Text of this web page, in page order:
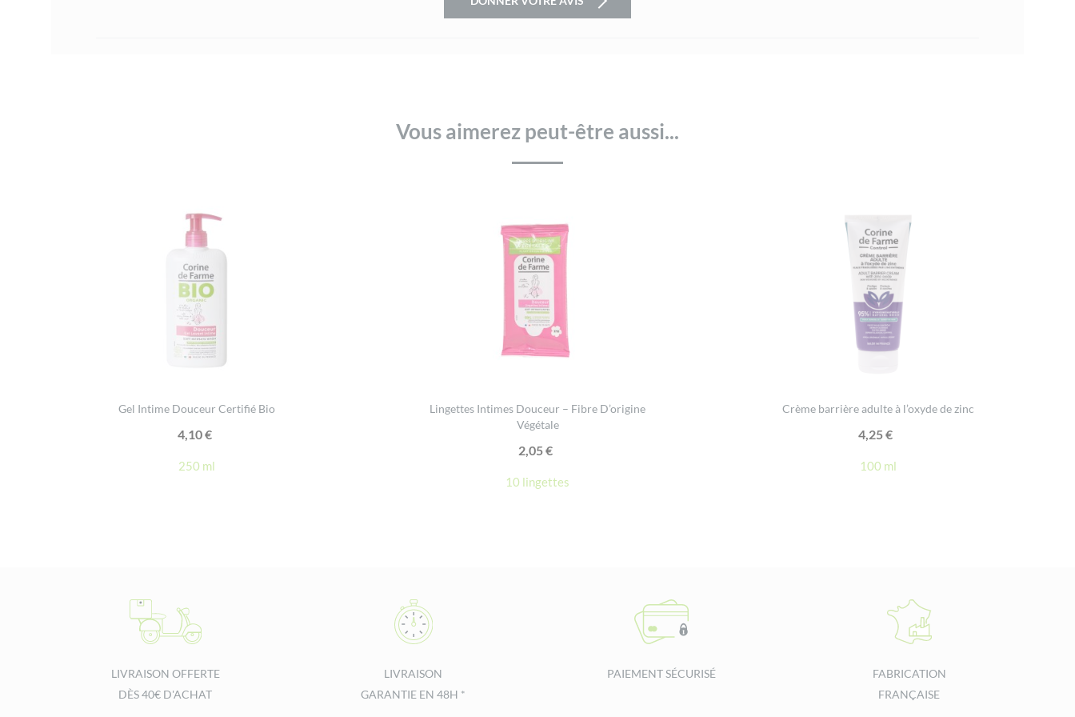
Vous aimerez peut-être aussi...
Gel Intime Douceur Certifié Bio
4,10€
250 ml
Lingettes Intimes Douceur – Fibre D’origine
Végétale
2,05€
10 lingettes
Crème barrière adulte à l’oxyde de zinc
4,25€
100 ml
LIVRAISON OFFERTE
DÈS 40€ D'ACHAT
LIVRAISON
GARANTIE EN 48H *
PAIEMENT SÉCURISÉ
FABRICATION
FRANÇAISE